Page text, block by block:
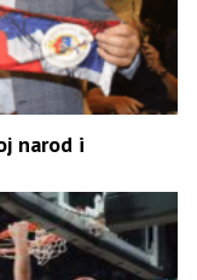
narod i